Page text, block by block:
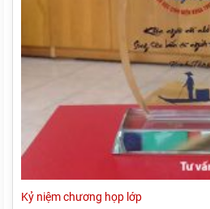
Kỷ niệm chương họp lớp